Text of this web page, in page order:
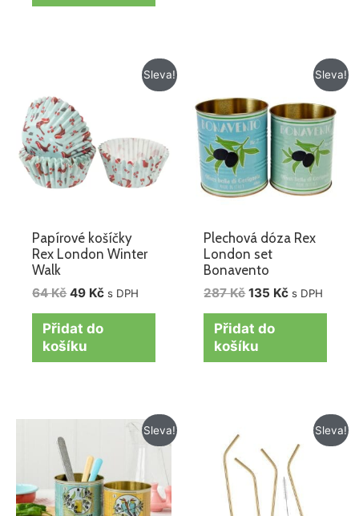
Sleva!
Papírové košíčky
Rex London Winter
Walk
64Kč
byla:
64 Kč.
49 Kč
Aktuální
s DPH
Přidat do
košíku
Sleva!
Plechová dóza Rex
London set
Bonavento
287Kč
byla:
287 Kč.
135 Kč
Aktuální
cena
je:
135 Kč.
s DPH
Přidat do
košíku
Sleva!
byla:
287 Kč.
Aktuální
cena
Sleva!
byla:
119 Kč.
Aktuální
cena
je:
79 Kč.